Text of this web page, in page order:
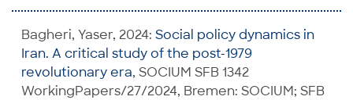
Bagheri, Yaser, 2024: Social policy dynamics in
Iran. A critical study of the post-1979
revolutionary era, SOCIUM SFB 1342
WorkingPapers/27/2024, Bremen: SOCIUM; SFB